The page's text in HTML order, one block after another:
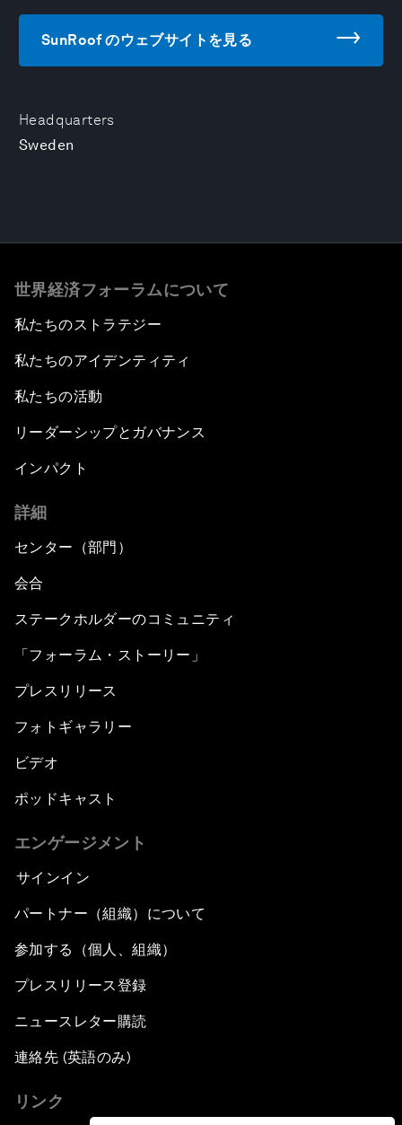
Headquarters
Sweden
SunRoof のウェブサイトを見る
世界経済フォーラムについて
私たちのストラテジー
私たちのアイデンティティ
私たちの活動
リーダーシップとガバナンス
インパクト
詳細
センター（部門）
会合
ステークホルダーのコミュニティ
「フォーラム・ストーリー」
プレスリリース
フォトギャラリー
ビデオ
ポッドキャスト
エンゲージメント
サインイン
パートナー（組織）について
参加する（個人、組織）
プレスリリース登録
ニュースレター購読
連絡先 (英語のみ)
リンク